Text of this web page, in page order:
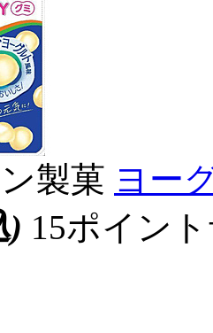
製菓 ヨー
) 15ポイン